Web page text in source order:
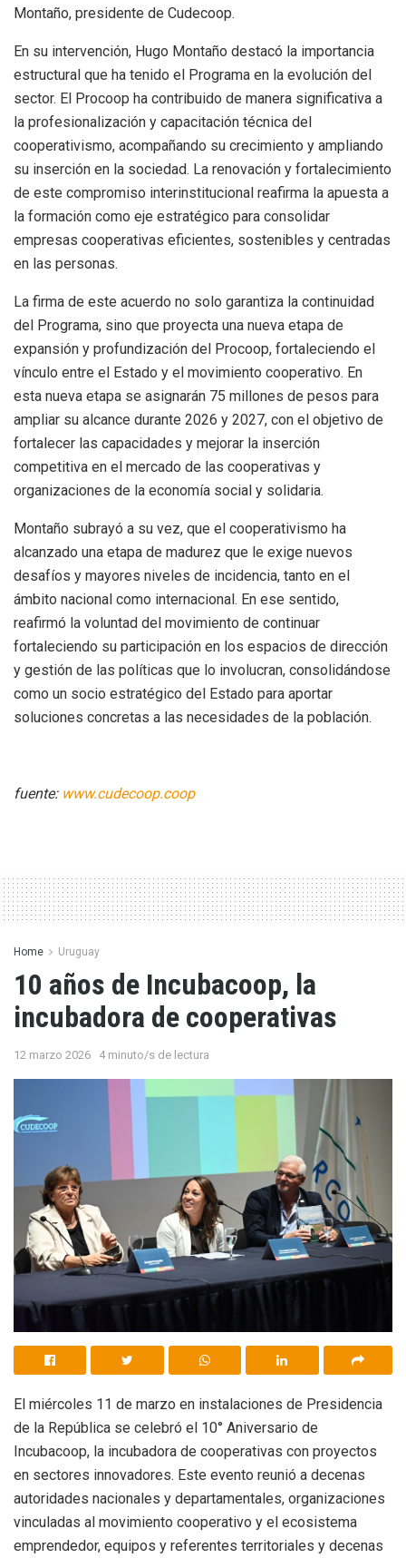
Montaño, presidente de Cudecoop.
En su intervención, Hugo Montaño destacó la importancia
estructural que ha tenido el Programa en la evolución del
sector. El Procoop ha contribuido de manera significativa a
la profesionalización y capacitación técnica del
cooperativismo, acompañando su crecimiento y ampliando
su inserción en la sociedad. La renovación y fortalecimiento
de este compromiso interinstitucional reafirma la apuesta a
la formación como eje estratégico para consolidar
empresas cooperativas eficientes, sostenibles y centradas
en las personas.
La firma de este acuerdo no solo garantiza la continuidad
del Programa, sino que proyecta una nueva etapa de
expansión y profundización del Procoop, fortaleciendo el
vínculo entre el Estado y el movimiento cooperativo. En
esta nueva etapa se asignarán 75 millones de pesos para
ampliar su alcance durante 2026 y 2027, con el objetivo de
fortalecer las capacidades y mejorar la inserción
competitiva en el mercado de las cooperativas y
organizaciones de la economía social y solidaria.
Montaño subrayó a su vez, que el cooperativismo ha
alcanzado una etapa de madurez que le exige nuevos
desafíos y mayores niveles de incidencia, tanto en el
ámbito nacional como internacional. En ese sentido,
reafirmó la voluntad del movimiento de continuar
fortaleciendo su participación en los espacios de dirección
y gestión de las políticas que lo involucran, consolidándose
como un socio estratégico del Estado para aportar
soluciones concretas a las necesidades de la población.
fuente: www.cudecoop.coop
Home Uruguay
10 años de Incubacoop, la
incubadora de cooperativas
12 marzo 2026 4 minuto/s de lectura
El miércoles 11 de marzo en instalaciones de Presidencia
de la República se celebró el 10° Aniversario de
Incubacoop, la incubadora de cooperativas con proyectos
en sectores innovadores. Este evento reunió a decenas
autoridades nacionales y departamentales, organizaciones
vinculadas al movimiento cooperativo y el ecosistema
emprendedor, equipos y referentes territoriales y decenas